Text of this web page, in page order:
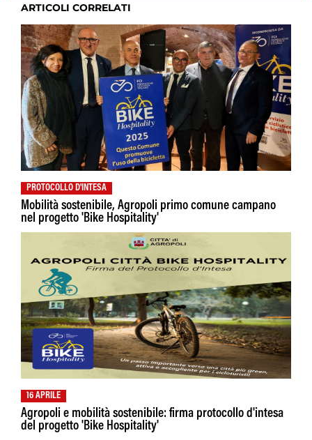
ARTICOLI CORRELATI
PROTOCOLLO D'INTESA
Mobilità sostenibile, Agropoli primo comune campano
nel progetto 'Bike Hospitality'
16 APRILE
Agropoli e mobilità sostenibile: firma protocollo d'intesa
del progetto 'Bike Hospitality'